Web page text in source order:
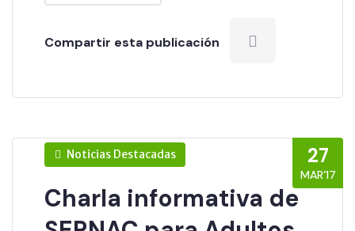
Compartir esta publicación
27
MAR’17
Noticias Destacadas
Charla informativa de